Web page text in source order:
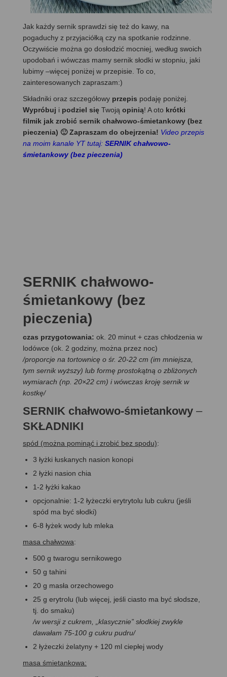
Jak każdy sernik sprawdzi się też do kawy, na
pogaduchy z przyjaciółką czy na spotkanie rodzinne.
Oczywiście można go dosłodzić mocniej, według swoich
upodobań i wówczas mamy sernik słodki w stopniu, jaki
lubimy –więcej poniżej w przepisie. To co,
zainteresowanych zapraszam:)
Składniki oraz szczegółowy przepis podaję poniżej.
Wypróbuj i podziel się Twoją opinią! A oto krótki
filmik jak zrobić sernik chałwowo-śmietankowy (bez
pieczenia) 🙂 Zapraszam do obejrzenia! Video przepis
na moim kanale YT tutaj: SERNIK chałwowo-
śmietankowy (bez pieczenia)
SERNIK chałwowo-
śmietankowy (bez
pieczenia)
czas przygotowania: ok. 20 minut + czas chłodzenia w
lodówce (ok. 2 godziny, można przez noc)
/proporcje na tortownicę o śr. 20-22 cm (im mniejsza,
tym sernik wyższy) lub formę prostokątną o zbliżonych
wymiarach (np. 20×22 cm) i wówczas kroję sernik w
kostkę/
SERNIK chałwowo-śmietankowy –
SKŁADNIKI
spód (można pominąć i zrobić bez spodu):
3 łyżki łuskanych nasion konopi
2 łyżki nasion chia
1-2 łyżki kakao
opcjonalnie: 1-2 łyżeczki erytrytolu lub cukru (jeśli
spód ma być słodki)
6-8 łyżek wody lub mleka
masa chałwowa:
500 g twarogu sernikowego
50 g tahini
20 g masła orzechowego
25 g erytrolu (lub więcej, jeśli ciasto ma być słodsze,
tj. do smaku)
/w wersji z cukrem, „klasycznie” słodkiej zwykle
dawałam 75-100 g cukru pudru/
2 łyżeczki żelatyny + 120 ml ciepłej wody
masa śmietankowa: